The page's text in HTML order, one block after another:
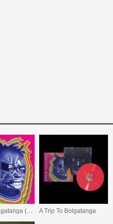
A Trip To Bolgatanga (数量限定スペシャル・プライス盤) A Trip To Bolgatanga